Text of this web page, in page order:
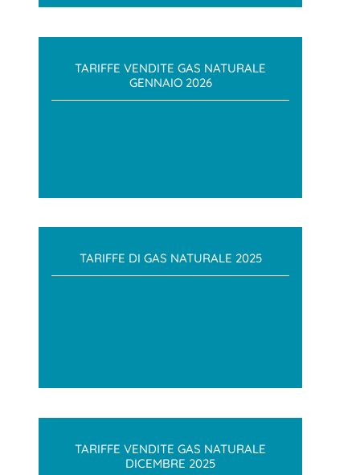
TARIFFE VENDITE GAS NATURALE
GENNAIO 2026
TARIFFE DI GAS NATURALE 2025
TARIFFE VENDITE GAS NATURALE
DICEMBRE 2025